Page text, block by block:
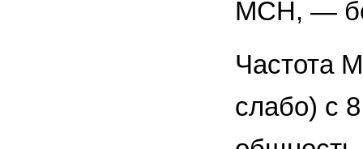
МСН, —
Частота
слабо) с